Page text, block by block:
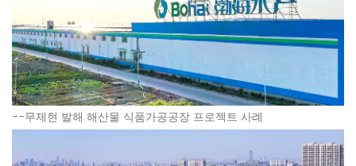
--무제현 발해 해산물 식품가공공장 프로젝트 사례